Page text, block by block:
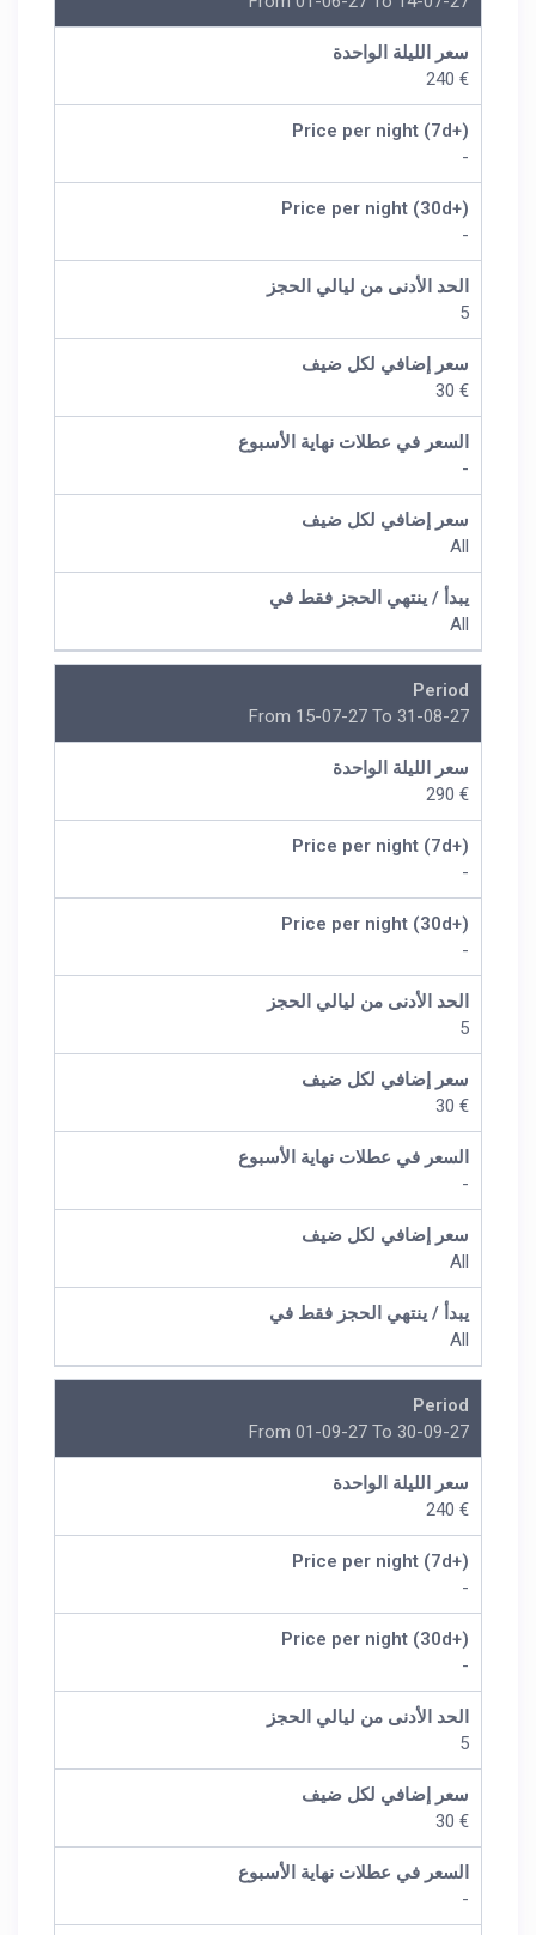
سعر الليلة الواحدة
€ 240
Price per night (7d+)
-
Price per night (30d+)
-
الحد الأدنى من ليالي الحجز
5
سعر إضافي لكل ضيف
€ 30
السعر في عطلات نهاية الأسبوع
-
سعر إضافي لكل ضيف
All
يبدأ / ينتهي الحجز فقط في
All
Period
From 15-07-27 To 31-08-27
سعر الليلة الواحدة
€ 290
Price per night (7d+)
-
Price per night (30d+)
-
الحد الأدنى من ليالي الحجز
5
سعر إضافي لكل ضيف
€ 30
السعر في عطلات نهاية الأسبوع
-
سعر إضافي لكل ضيف
All
يبدأ / ينتهي الحجز فقط في
All
Period
From 01-09-27 To 30-09-27
سعر الليلة الواحدة
€ 240
Price per night (7d+)
-
Price per night (30d+)
-
الحد الأدنى من ليالي الحجز
5
سعر إضافي لكل ضيف
€ 30
السعر في عطلات نهاية الأسبوع
-